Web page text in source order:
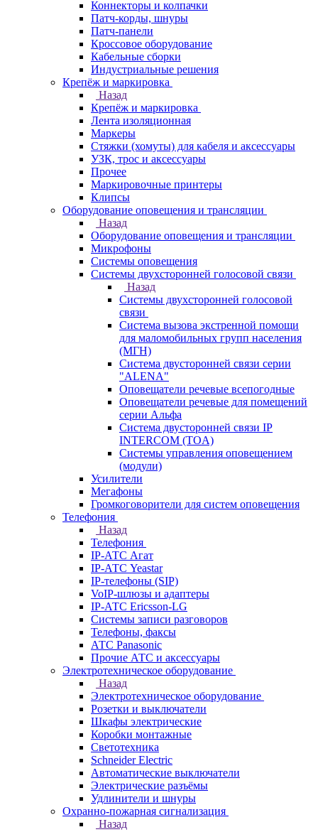
Коннекторы и колпачки
Патч-корды, шнуры
Патч-панели
Кроссовое оборудование
Кабельные сборки
Индустриальные решения
Крепёж и маркировка
Назад
Крепёж и маркировка
Лента изоляционная
Маркеры
Стяжки (хомуты) для кабеля и аксессуары
УЗК, трос и аксессуары
Прочее
Маркировочные принтеры
Клипсы
Оборудование оповещения и трансляции
Назад
Оборудование оповещения и трансляции
Микрофоны
Системы оповещения
Системы двухсторонней голосовой связи
Назад
Системы двухсторонней голосовой
связи
Система вызова экстренной помощи
для маломобильных групп населения
(МГН)
Система двусторонней связи серии
"ALENA"
Оповещатели речевые всепогодные
Оповещатели речевые для помещений
серии Альфа
Система двусторонней связи IP
INTERCOM (TOA)
Системы управления оповещением
(модули)
Усилители
Мегафоны
Громкоговорители для систем оповещения
Телефония
Назад
Телефония
IP-АТС Агат
IP-АТС Yeastar
IP-телефоны (SIP)
VoIP-шлюзы и адаптеры
IP-АТС Ericsson-LG
Системы записи разговоров
Телефоны, факсы
АТС Panasonic
Прочие АТС и аксессуары
Электротехническое оборудование
Назад
Электротехническое оборудование
Розетки и выключатели
Шкафы электрические
Коробки монтажные
Светотехника
Schneider Electric
Автоматические выключатели
Электрические разъёмы
Удлинители и шнуры
Охранно-пожарная сигнализация
Назад